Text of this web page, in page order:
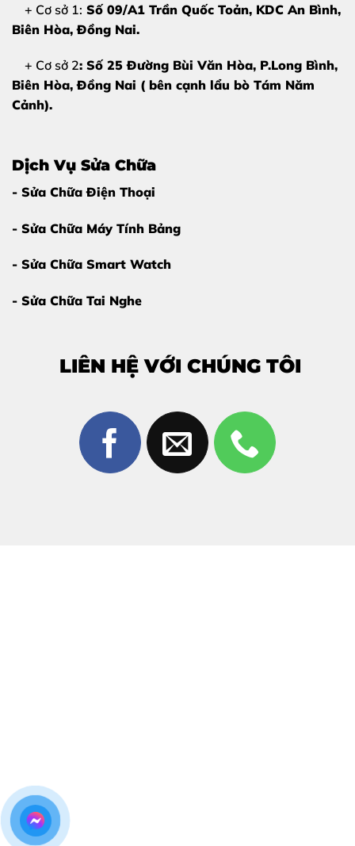
+ Cơ sở 1: Số 09/A1 Trần Quốc Toản, KDC An Bình,
Biên Hòa, Đồng Nai.
+ Cơ sở 2: Số 25 Đường Bùi Văn Hòa, P.Long Bình,
Biên Hòa, Đồng Nai ( bên cạnh lẩu bò Tám Năm
Cảnh).
Dịch Vụ Sửa Chữa
- Sửa Chữa Điện Thoại
- Sửa Chữa Máy Tính Bảng
- Sửa Chữa Smart Watch
- Sửa Chữa Tai Nghe
LIÊN HỆ VỚI CHÚNG TÔI